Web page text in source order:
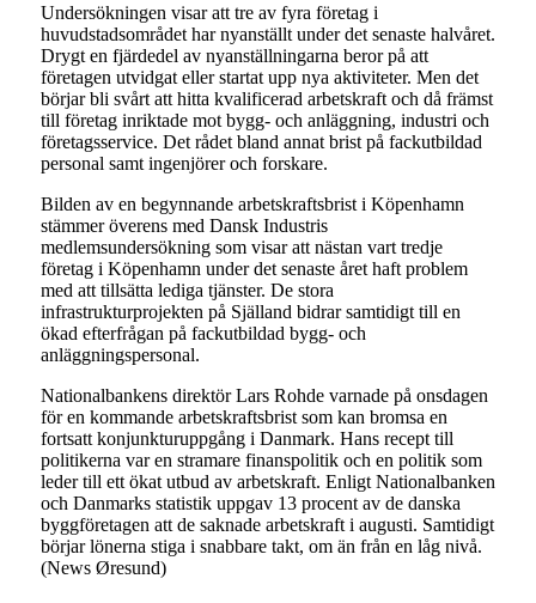
Undersökningen visar att tre av fyra företag i
huvudstadsområdet har nyanställt under det senaste halvåret.
Drygt en fjärdedel av nyanställningarna beror på att
företagen utvidgat eller startat upp nya aktiviteter. Men det
börjar bli svårt att hitta kvalificerad arbetskraft och då främst
till företag inriktade mot bygg- och anläggning, industri och
företagsservice. Det rådet bland annat brist på fackutbildad
personal samt ingenjörer och forskare.
Bilden av en begynnande arbetskraftsbrist i Köpenhamn
stämmer överens med Dansk Industris
medlemsundersökning som visar att nästan vart tredje
företag i Köpenhamn under det senaste året haft problem
med att tillsätta lediga tjänster. De stora
infrastrukturprojekten på Själland bidrar samtidigt till en
ökad efterfrågan på fackutbildad bygg- och
anläggningspersonal.
Nationalbankens direktör Lars Rohde varnade på onsdagen
för en kommande arbetskraftsbrist som kan bromsa en
fortsatt konjunkturuppgång i Danmark. Hans recept till
politikerna var en stramare finanspolitik och en politik som
leder till ett ökat utbud av arbetskraft. Enligt Nationalbanken
och Danmarks statistik uppgav 13 procent av de danska
byggföretagen att de saknade arbetskraft i augusti. Samtidigt
börjar lönerna stiga i snabbare takt, om än från en låg nivå.
(News Øresund)